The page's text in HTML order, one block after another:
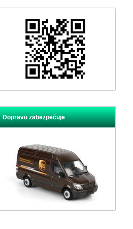
Dopravu zabezpečuje